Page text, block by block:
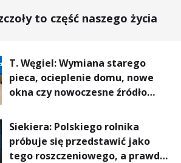
to część naszego życia
T. Węgiel: Wymiana starego
pieca, ocieplenie domu, nowe
okna czy nowoczesne źródło
rachunki za energię, lepszy
komfort życia i... czystsze
powietrze
Siekiera: Polskiego rolnika
próbuje się przedstawić jako
tego roszczeniowego, a prawda